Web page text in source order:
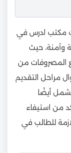
مكتب ادرس في
وآمنة، حيث
المصروفات من
مراحل التقديم
أيضًا
من استيفاء
للطالب في